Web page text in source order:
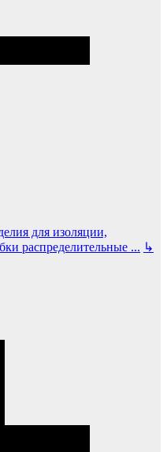
для изоляции,
распределительные ... ↳